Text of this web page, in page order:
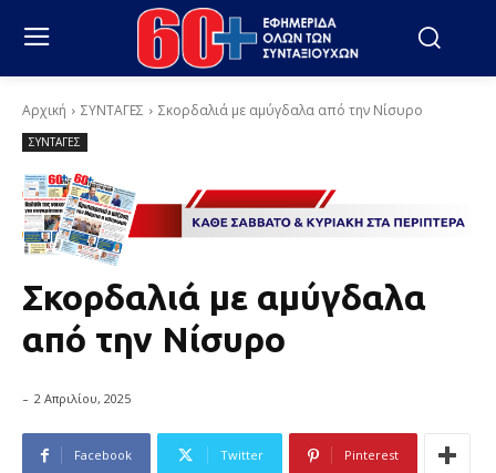
Αρχική ΣΥΝΤΑΓΕΣ Σκορδαλιά με αμύγδαλα από την Νίσυρο
ΣΥΝΤΑΓΕΣ
Σκορδαλιά με αμύγδαλα
από την Νίσυρο
- 2 Απριλίου, 2025
Facebook Twitter Pinterest